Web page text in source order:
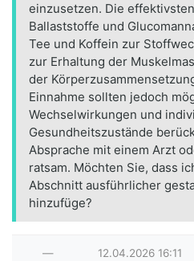
einzusetzen. Die
Ballaststoffe und
Tee und Koffein zur
zur Erhaltung der
der
Einnahme sollten jedoch
Wechselwirkungen und
Gesundheitszustände
Absprache mit einem Arzt
ratsam. Möchten Sie, dass
Abschnitt ausführlicher
hinzufüge?
— 12.04.2026 16:11